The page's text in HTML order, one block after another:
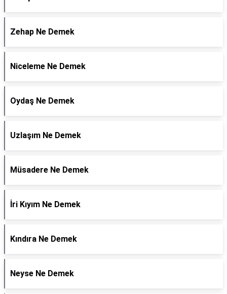
Zehap Ne Demek
Niceleme Ne Demek
Oydaş Ne Demek
Uzlaşım Ne Demek
Müsadere Ne Demek
İri Kıyım Ne Demek
Kındıra Ne Demek
Neyse Ne Demek